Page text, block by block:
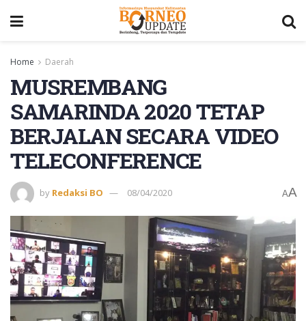
Home Daerah
MUSREMBANG
SAMARINDA 2020 TETAP
BERJALAN SECARA VIDEO
TELECONFERENCE
by Redaksi BO 08/04/2020 AA